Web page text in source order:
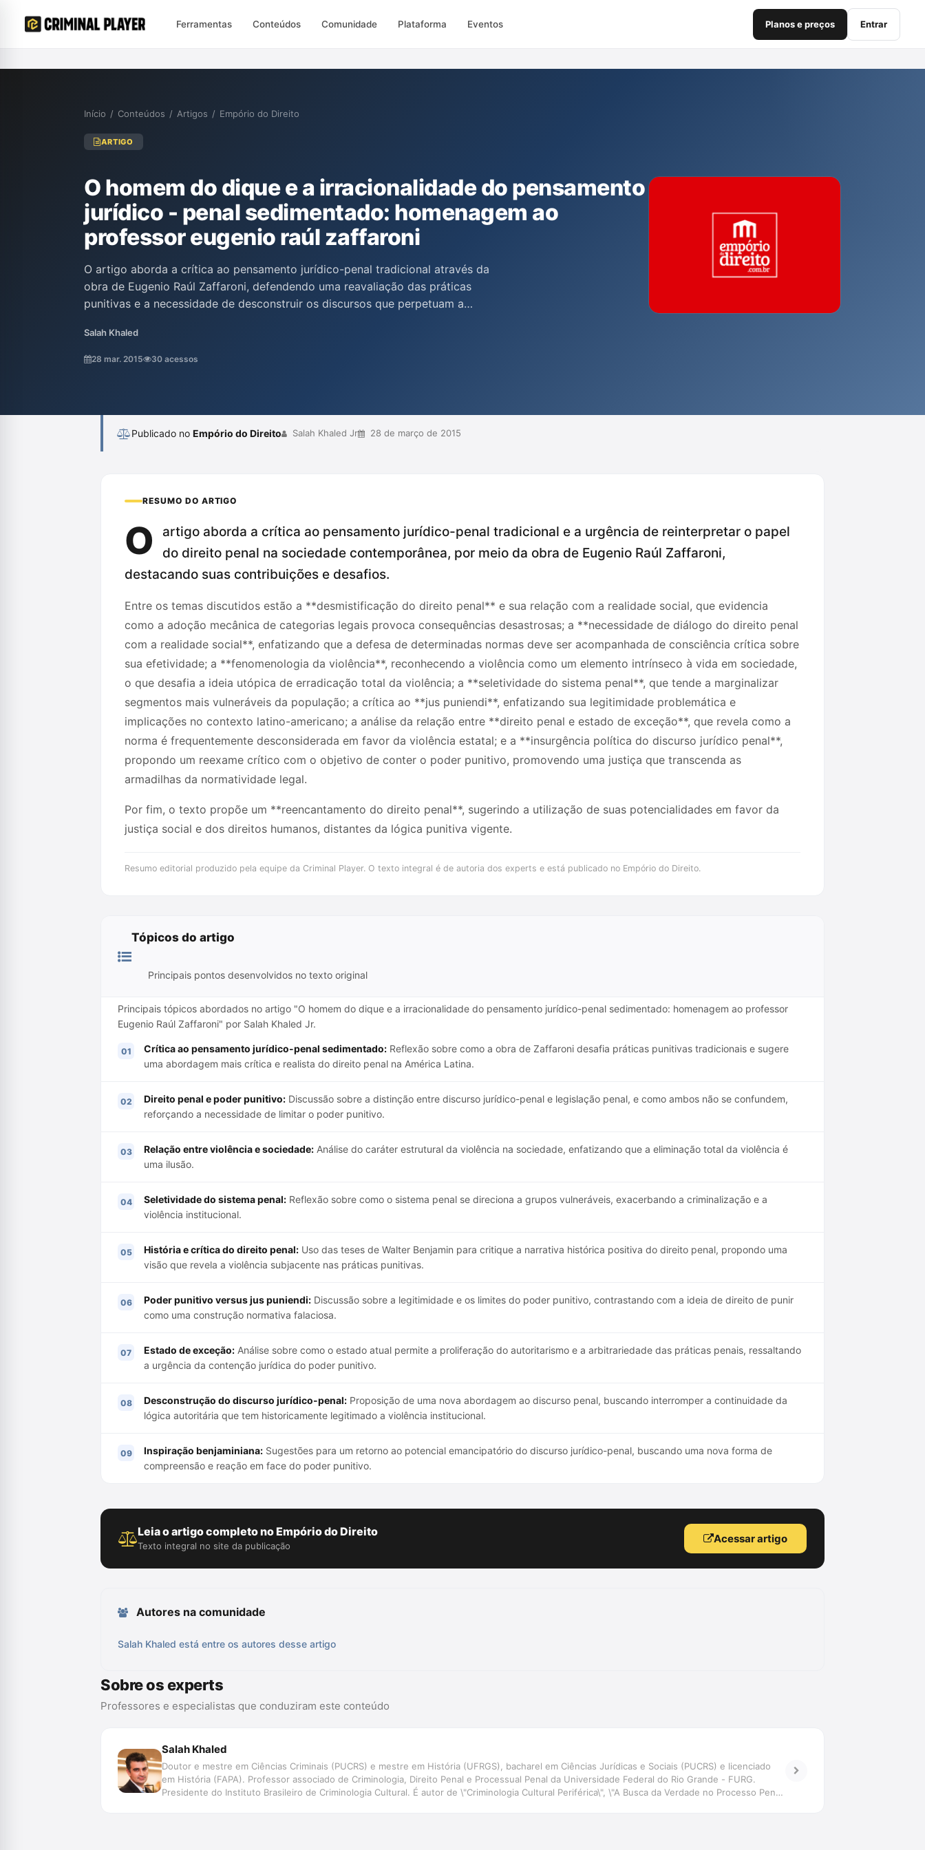
Ferramentas Conteúdos Comunidade Plataforma Eventos Planos e preços Entrar
Início / Conteúdos / Artigos / Empório do Direito
ARTIGO
O homem do dique e a irracionalidade do pensamento
jurídico - penal sedimentado: homenagem ao
professor eugenio raúl zaffaroni
O artigo aborda a crítica ao pensamento jurídico-penal tradicional através da
obra de Eugenio Raúl Zaffaroni, defendendo uma reavaliação das práticas
punitivas e a necessidade de desconstruir os discursos que perpetuam a
sirva como um dique contra o poder punitivo, deslegitimando a ideia de um
direito de punir idealizado em contextos de opressão e seletividade, buscando
Salah Khaled
28 mar. 2015 30 acessos
Publicado no Empório do Direito Salah Khaled Jr 28 de março de 2015
RESUMO DO ARTIGO
O
artigo aborda a crítica ao pensamento jurídico-penal tradicional e a urgência de reinterpretar o papel
do direito penal na sociedade contemporânea, por meio da obra de Eugenio Raúl Zaffaroni,
destacando suas contribuições e desafios.
Entre os temas discutidos estão a **desmistificação do direito penal** e sua relação com a realidade social, que evidencia
como a adoção mecânica de categorias legais provoca consequências desastrosas; a **necessidade de diálogo do direito penal
com a realidade social**, enfatizando que a defesa de determinadas normas deve ser acompanhada de consciência crítica sobre
sua efetividade; a **fenomenologia da violência**, reconhecendo a violência como um elemento intrínseco à vida em sociedade,
o que desafia a ideia utópica de erradicação total da violência; a **seletividade do sistema penal**, que tende a marginalizar
segmentos mais vulneráveis da população; a crítica ao **jus puniendi**, enfatizando sua legitimidade problemática e
implicações no contexto latino-americano; a análise da relação entre **direito penal e estado de exceção**, que revela como a
norma é frequentemente desconsiderada em favor da violência estatal; e a **insurgência política do discurso jurídico penal**,
propondo um reexame crítico com o objetivo de conter o poder punitivo, promovendo uma justiça que transcenda as
armadilhas da normatividade legal.
Por fim, o texto propõe um **reencantamento do direito penal**, sugerindo a utilização de suas potencialidades em favor da
justiça social e dos direitos humanos, distantes da lógica punitiva vigente.
Resumo editorial produzido pela equipe da Criminal Player. O texto integral é de autoria dos experts e está publicado no Empório do Direito.
Tópicos do artigo
Principais pontos desenvolvidos no texto original
Principais tópicos abordados no artigo "O homem do dique e a irracionalidade do pensamento jurídico-penal sedimentado: homenagem ao professor
Eugenio Raúl Zaffaroni" por Salah Khaled Jr.
Crítica ao pensamento jurídico-penal sedimentado: Reflexão sobre como a obra de Zaffaroni desafia práticas punitivas tradicionais e sugere
uma abordagem mais crítica e realista do direito penal na América Latina.
Direito penal e poder punitivo: Discussão sobre a distinção entre discurso jurídico-penal e legislação penal, e como ambos não se confundem,
reforçando a necessidade de limitar o poder punitivo.
Relação entre violência e sociedade: Análise do caráter estrutural da violência na sociedade, enfatizando que a eliminação total da violência é
uma ilusão.
Seletividade do sistema penal: Reflexão sobre como o sistema penal se direciona a grupos vulneráveis, exacerbando a criminalização e a
violência institucional.
História e crítica do direito penal: Uso das teses de Walter Benjamin para critique a narrativa histórica positiva do direito penal, propondo uma
visão que revela a violência subjacente nas práticas punitivas.
Poder punitivo versus jus puniendi: Discussão sobre a legitimidade e os limites do poder punitivo, contrastando com a ideia de direito de punir
como uma construção normativa falaciosa.
Estado de exceção: Análise sobre como o estado atual permite a proliferação do autoritarismo e a arbitrariedade das práticas penais, ressaltando
a urgência da contenção jurídica do poder punitivo.
Desconstrução do discurso jurídico-penal: Proposição de uma nova abordagem ao discurso penal, buscando interromper a continuidade da
lógica autoritária que tem historicamente legitimado a violência institucional.
Inspiração benjaminiana: Sugestões para um retorno ao potencial emancipatório do discurso jurídico-penal, buscando uma nova forma de
compreensão e reação em face do poder punitivo.
Leia o artigo completo no Empório do Direito
Texto integral no site da publicação
Acessar artigo
Autores na comunidade
Salah Khaled está entre os autores desse artigo
Sobre os experts
Professores e especialistas que conduziram este conteúdo
Salah Khaled
Doutor e mestre em Ciências Criminais (PUCRS) e mestre em História (UFRGS), bacharel em Ciências Jurídicas e Sociais (PUCRS) e licenciado
em História (FAPA). Professor associado de Criminologia, Direito Penal e Processual Penal da Universidade Federal do Rio Grande - FURG.
Presidente do Instituto Brasileiro de Criminologia Cultural. É autor de \"Criminologia Cultural Periférica\", \"A Busca da Verdade no Processo Penal: